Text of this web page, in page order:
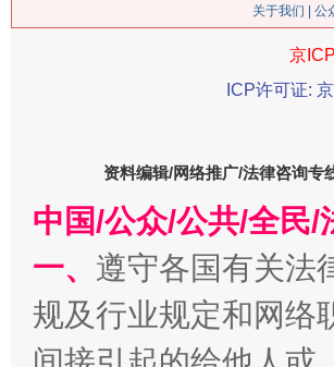
关于我们 公
京
ICP许可证:
资料编辑/网络推广/法律咨询专
中国/公众/公共/全民/
一、 遵守各国有关法
规及行业规定和网络